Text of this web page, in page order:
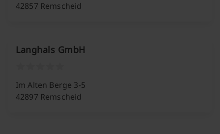
42857 Remscheid
Langhals GmbH
Im Alten Berge 3-5
42897 Remscheid